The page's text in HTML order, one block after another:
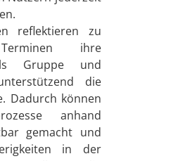
reflektieren zu
ihre
Gruppe und
die
Dadurch können
anhand
gemacht und
in der